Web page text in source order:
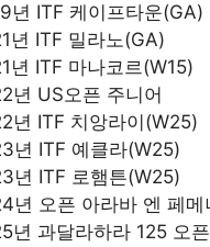
년 ITF 케이프타운(GA)
년 ITF 밀라노(GA)
년 ITF 마나코르(W15)
년 US오픈 주니어
년 ITF 치앙라이(W25)
년 ITF 예클라(W25)
년 ITF 로햄튼(W25)
년 오픈 아라바 엔 페메
년 과달라하라 125 오픈